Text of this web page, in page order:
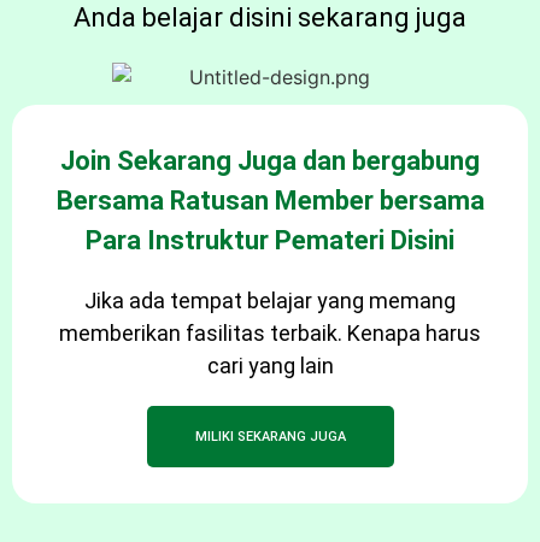
Anda belajar disini sekarang juga
Join Sekarang Juga dan bergabung
Bersama Ratusan Member bersama
Para Instruktur Pemateri Disini
Jika ada tempat belajar yang memang
memberikan fasilitas terbaik. Kenapa harus
cari yang lain
MILIKI SEKARANG JUGA